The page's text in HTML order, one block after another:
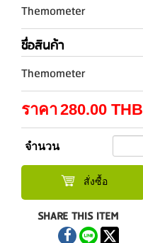
Themometer
ชื่อสินค้า
Themometer
ราคา280.00 THB
จำนวน
สั่งซื้อ
SHARE THIS ITEM